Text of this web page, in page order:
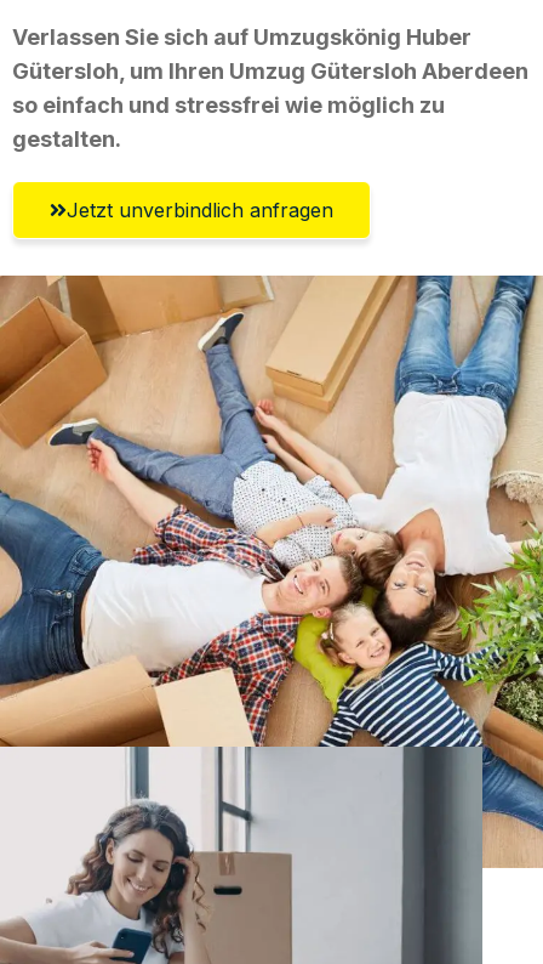
Verlassen Sie sich auf Umzugskönig Huber
Gütersloh, um Ihren Umzug Gütersloh Aberdeen
so einfach und stressfrei wie möglich zu
gestalten.
Jetzt unverbindlich anfragen